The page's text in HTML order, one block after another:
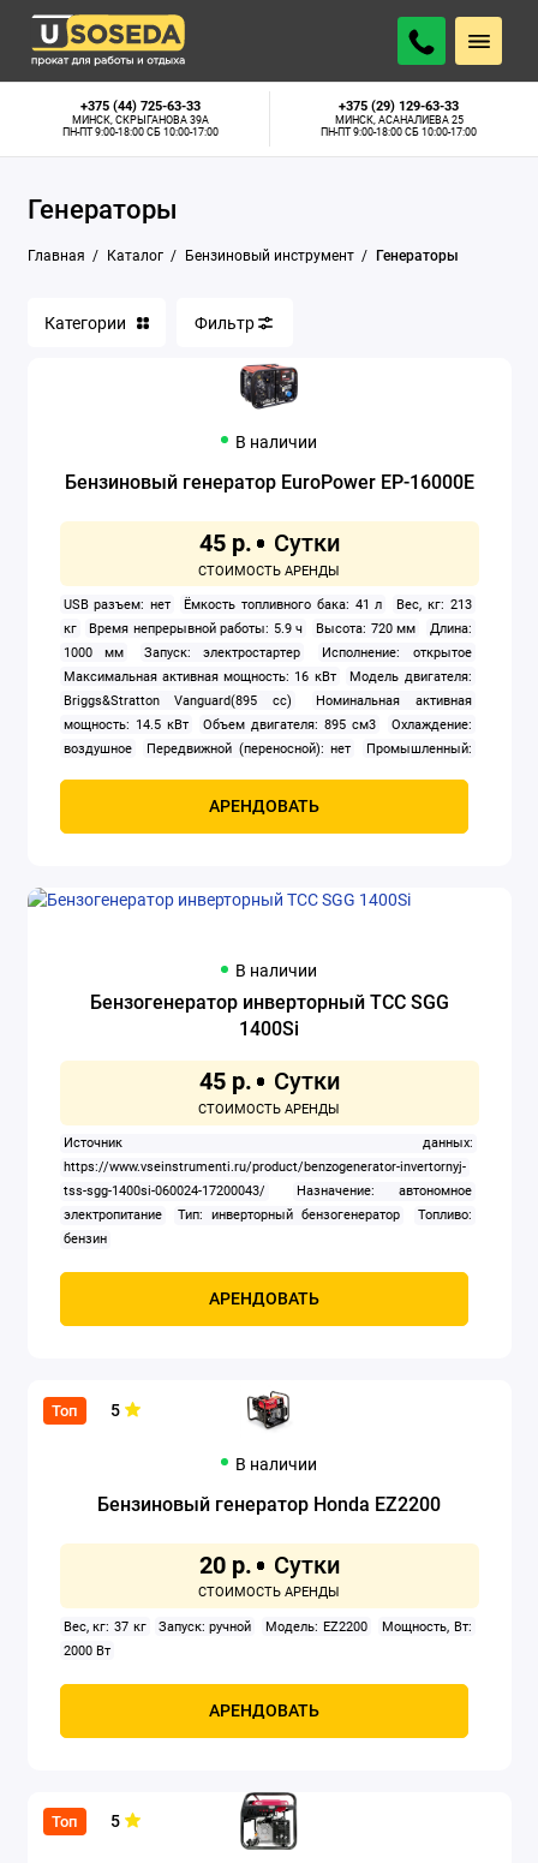
+375 (44) 725-63-33
МИНСК, СКРЫГАНОВА 39А
ПН-ПТ 9:00-18:00 СБ 10:00-17:00
+375 (29) 129-63-33
МИНСК, АСАНАЛИЕВА 25
ПН-ПТ 9:00-18:00 СБ 10:00-17:00
Генераторы
Главная Каталог Бензиновый инструмент Генераторы
Бензопилы
Виброплиты
Виброрейки для бетона
Воздуходувки
Газонокосилки бензиновые
Мотобуры
Мотопомпы
Резчики швов
Скарификаторы-аэраторы бензиновые
Триммеры бензиновые
Показать все
Категории Фильтр
В наличии
Бензиновый генератор EuroPower EP-16000E
45 р.
USB разъем: нет Ёмкость топливного бака: 41 л
Вес, кг: 213
кг
Время непрерывной работы: 5.9 ч Высота: 720 мм
Длина:
1000 мм
Запуск: электростартер
Исполнение: открытое
Максимальная активная мощность: 16 кВт
Модель двигателя:
Briggs&Stratton Vanguard(895 сс)
Номинальная активная
мощность: 14.5 кВт
Объем двигателя: 895 см3
Охлаждение:
воздушное
Передвижной (переносной): нет
Промышленный:
АРЕНДОВАТЬ
В наличии
Бензогенератор инверторный ТСС SGG
1400Si
45 р.
Источник данных:
https://www.vseinstrumenti.ru/product/benzogenerator-invertornyj-
tss-sgg-1400si-060024-17200043/
Назначение: автономное
электропитание
Тип: инверторный бензогенератор
Топливо:
бензин
АРЕНДОВАТЬ
Топ 5
В наличии
Бензиновый генератор Honda EZ2200
20 р.
Вес, кг: 37 кг Запуск: ручной Модель: EZ2200
Мощность, Вт:
2000 Вт
АРЕНДОВАТЬ
Топ 5